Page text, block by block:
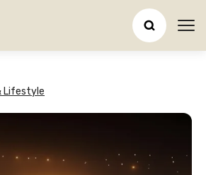
Lifestyle